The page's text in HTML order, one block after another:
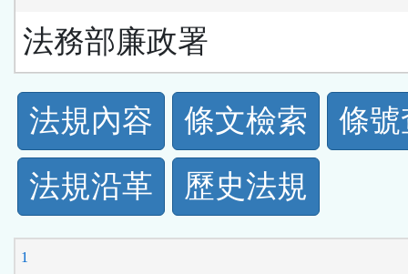
法務部廉政署
法
規
功
能
法規內容 條文檢索
條
法規沿革
歷史法規
1